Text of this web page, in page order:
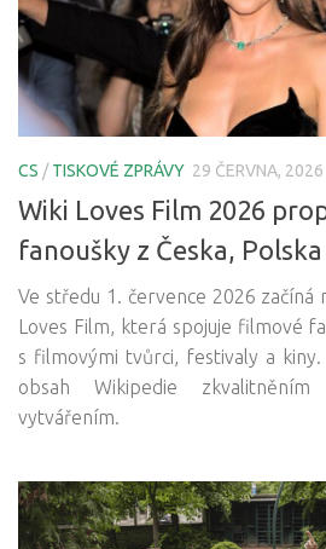
CS /TISKOVÉ ZPRÁVY 29 ČERVNA, 2026
Wiki Loves Film 2026
fanoušky z Česka,
Ve středu 1. července 2026 začíná
Loves Film, která spojuje filmové
s filmovými tvůrci, festivaly a
obsah Wikipedie
vytvářením.